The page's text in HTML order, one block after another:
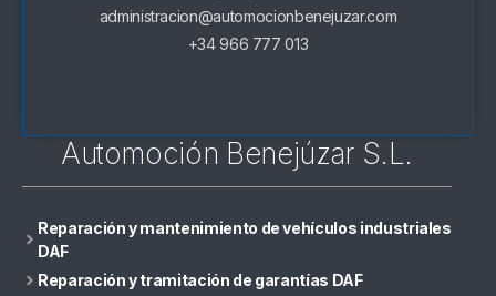
Automoción Benejúzar S.L.
Reparación y mantenimiento de vehículos industriales
DAF
Reparación y tramitación de garantías DAF
administracion@automocionbenejuzar.com
+34 966 777 013